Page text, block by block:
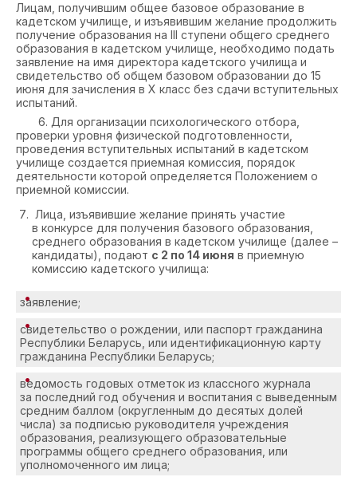
Лицам, получившим общее базовое образование в
кадетском училище, и изъявившим желание продолжить
получение образования на III ступени общего среднего
образования в кадетском училище, необходимо подать
заявление на имя директора кадетского училища и
свидетельство об общем базовом образовании до 15
июня для зачисления в X класс без сдачи вступительных
испытаний.
6. Для организации психологического отбора,
проверки уровня физической подготовленности,
проведения вступительных испытаний в кадетском
училище создается приемная комиссия, порядок
деятельности которой определяется Положением о
приемной комиссии.
Лица, изъявившие желание принять участие
в конкурсе для получения базового образования,
среднего образования в кадетском училище (далее –
кандидаты), подают с 2 по 14 июня в приемную
комиссию кадетского училища:
заявление;
свидетельство о рождении, или паспорт гражданина
Республики Беларусь, или идентификационную карту
гражданина Республики Беларусь;
ведомость годовых отметок из классного журнала
за последний год обучения и воспитания с выведенным
средним баллом (округленным до десятых долей
числа) за подписью руководителя учреждения
образования, реализующего образовательные
программы общего среднего образования, или
уполномоченного им лица;